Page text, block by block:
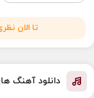
تا الان
دانلود آهنگ